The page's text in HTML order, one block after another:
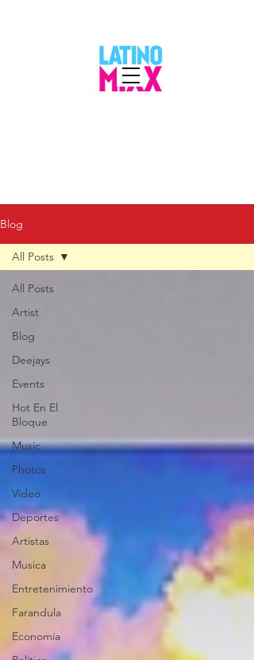
Blog
All Posts
Artist
Blog
Deejays
Events
Hot En El
Bloque
Music
Photos
Video
Deportes
Artistas
Musica
Entretenimiento
Farandula
Economía
All Posts